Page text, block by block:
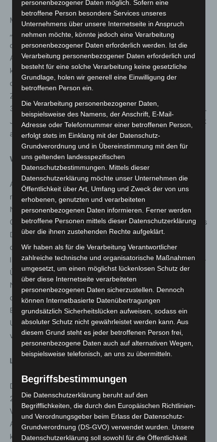
Michael Kiesewetter, Vorstandsvorsitzender der NBank:
„Eine Erfahrung aus den vielfältigen Corona-Hilfen war,
dass unsere Schnelligkeit bei der Bearbeitung von
Anträgen sehr stark mit der Qualität der Anträge
korreliert. Je besser der Antrag, umso schneller gelangt
das Geld dorthin, wo es gebraucht wird.
Zusammengefasst können wir auf die Expertise von über
360.000 Fällen bearbeiteter Corona Hilfen zurückgreifen.
Jeder Antragsteller der Wirtschaftshilfe ist bei der NBank
also in guten Händen“.
Welche KMU können Anträge stellen?
Antragsberechtigt sind rechtlich selbständige kleine und
mittlere Unternehmen (bis zu 250 Mitarbeiter) mit Sitz in
Niedersachsen. Antragsvoraussetzung: Die
Gesamtausgaben für Energie müssen im Zeitraum Juli bis
Dezember 2022 um mehr als 3.000 Euro über dem
doppelten Betrag im Zeitraum Juli bis Dezember 2021
liegen. Zugleich muss der Cashflow oder die Einnahmen-
Überschuss-Rechnung für den Zeitraum Juli bis
November 2022 mindestens einen Fehlbetrag in Höhe
der beantragten Hilfe aufweisen (mindestens 2.400
Euro). Mit einem Antrag verpflichten sich die
Unternehmen, betriebsbedingte Kündigungen in 2023 zu
vermeiden.
Leistungsgrundlage
Der Ausgabenanstieg für Energie von Juli bis Dezember
2022 geht über die Verdopplung der Ausgaben im
Vorjahreszeitraum hinaus. Bis zu 80 Prozent der
Ausgaben, die über diese Verdoppelung hinausgehen,
können über den Hilfsfonds erstattet werden.
personenbezogener Daten möglich. Sofern eine
betroffene Person besondere Services unseres
Unternehmens über unsere Internetseite in Anspruch
nehmen möchte, könnte jedoch eine Verarbeitung
personenbezogener Daten erforderlich werden. Ist die
Verarbeitung personenbezogener Daten erforderlich und
besteht für eine solche Verarbeitung keine gesetzliche
Grundlage, holen wir generell eine Einwilligung der
betroffenen Person ein.
Die Verarbeitung personenbezogener Daten,
beispielsweise des Namens, der Anschrift, E-Mail-
Adresse oder Telefonnummer einer betroffenen Person,
erfolgt stets im Einklang mit der Datenschutz-
Grundverordnung und in Übereinstimmung mit den für
uns geltenden landesspezifischen
Datenschutzbestimmungen. Mittels dieser
Datenschutzerklärung möchte unser Unternehmen die
Öffentlichkeit über Art, Umfang und Zweck der von uns
erhobenen, genutzten und verarbeiteten
personenbezogenen Daten informieren. Ferner werden
betroffene Personen mittels dieser Datenschutzerklärung
über die ihnen zustehenden Rechte aufgeklärt.
Wir haben als für die Verarbeitung Verantwortlicher
zahlreiche technische und organisatorische Maßnahmen
umgesetzt, um einen möglichst lückenlosen Schutz der
über diese Internetseite verarbeiteten
personenbezogenen Daten sicherzustellen. Dennoch
können Internetbasierte Datenübertragungen
grundsätzlich Sicherheitslücken aufweisen, sodass ein
absoluter Schutz nicht gewährleistet werden kann. Aus
diesem Grund steht es jeder betroffenen Person frei,
personenbezogene Daten auch auf alternativen Wegen,
beispielsweise telefonisch, an uns zu übermitteln.
Begriffsbestimmungen
Die Datenschutzerklärung beruht auf den
Begrifflichkeiten, die durch den Europäischen Richtlinien-
und Verordnungsgeber beim Erlass der Datenschutz-
Grundverordnung (DS-GVO) verwendet wurden. Unsere
Datenschutzerklärung soll sowohl für die Öffentlichkeit